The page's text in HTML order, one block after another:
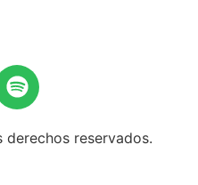
reservados.